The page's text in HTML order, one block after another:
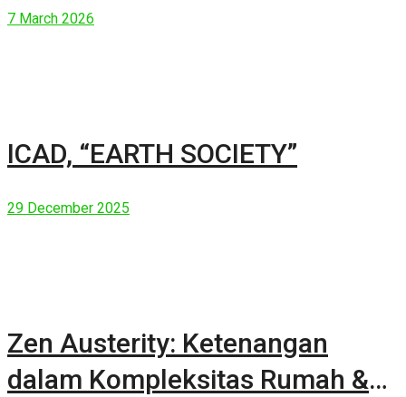
7 March 2026
ICAD, “EARTH SOCIETY”
29 December 2025
Zen Austerity: Ketenangan
dalam Kompleksitas Rumah &